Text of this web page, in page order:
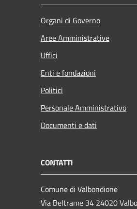
Organi di Governo
Aree Amministrative
Uffici
Enti e fondazioni
Politici
Personale Amministrativo
Documenti e dati
CONTATTI
Comune di Valbondione
Via Beltrame 34 24020